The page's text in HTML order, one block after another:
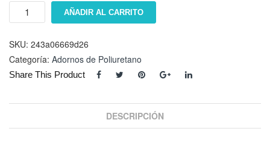
Adorno
2
cantidad
AÑADIR AL CARRITO
SKU: 243a06669d26
Categoría: Adornos de Poliuretano
Share This Product
DESCRIPCIÓN